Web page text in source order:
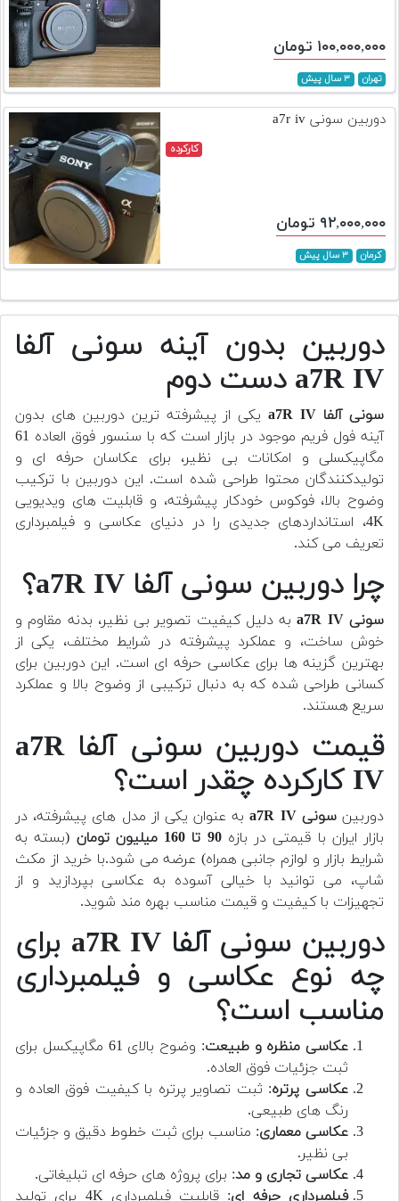
۱۰۰,۰۰۰,۰۰۰ تومان
تهران ۳ سال پیش
دوربین سونی a7r iv
کارکرده
۹۲,۰۰۰,۰۰۰ تومان
کرمان ۳ سال پیش
دوربین بدون آینه سونی آلفا
a7R IV دست دوم
سونی آلفا a7R IV
یکی از پیشرفته ترین دوربین های بدون
آینه فول فریم موجود در بازار است که با سنسور فوق العاده 61
مگاپیکسلی و امکانات بی نظیر، برای عکاسان حرفه ای و
تولیدکنندگان محتوا طراحی شده است. این دوربین با ترکیب
وضوح بالا، فوکوس خودکار پیشرفته، و قابلیت های ویدیویی
4K، استانداردهای جدیدی را در دنیای عکاسی و فیلمبرداری
تعریف می کند.
چرا دوربین سونی آلفا a7R IV؟
سونی a7R IV
به دلیل کیفیت تصویر بی نظیر، بدنه مقاوم و
خوش ساخت، و عملکرد پیشرفته در شرایط مختلف، یکی از
بهترین گزینه ها برای عکاسی حرفه ای است. این دوربین برای
کسانی طراحی شده که به دنبال ترکیبی از وضوح بالا و عملکرد
سریع هستند.
قیمت دوربین سونی آلفا a7R
IV کارکرده چقدر است؟
دوربینسونی a7R IV
به عنوان یکی از مدل های پیشرفته، در
بازار ایران با قیمتی در بازه90 تا 160 میلیون تومان
(بسته به
شرایط بازار و لوازم جانبی همراه) عرضه می شود.با خرید از مکث
شاپ، می توانید با خیالی آسوده به عکاسی بپردازید و از
تجهیزات با کیفیت و قیمت مناسب بهره مند شوید.
دوربین سونی آلفا a7R IV برای
چه نوع عکاسی و فیلمبرداری
مناسب است؟
عکاسی منظره و طبیعت
: وضوح بالای 61 مگاپیکسل برای
ثبت جزئیات فوق العاده.
عکاسی پرتره: ثبت تصاویر پرتره با کیفیت فوق العاده و
رنگ های طبیعی.
عکاسی معماری: مناسب برای ثبت خطوط دقیق و جزئیات
بی نظیر.
عکاسی تجاری و مد: برای پروژه های حرفه ای تبلیغاتی.
فیلمبرداری حرفه ای
: قابلیت فیلمبرداری 4K برای تولید